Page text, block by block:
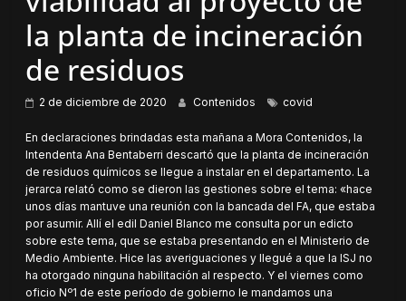
la planta de incineración
de residuos
2 de diciembre de 2020 Contenidos covid
En declaraciones brindadas esta mañana a Mora Contenidos, la
Intendenta Ana Bentaberri descartó que la planta de incineración
de residuos químicos se llegue a instalar en el departamento. La
jerarca relató como se dieron las gestiones sobre el tema: «hace
unos días mantuve una reunión con la bancada del FA, que estaba
por asumir. Allí el edil Daniel Blanco me consulta por un edicto
sobre este tema, que se estaba presentando en el Ministerio de
Medio Ambiente. Hice las averiguaciones y llegué a que la ISJ no
ha otorgado ninguna habilitación al respecto. Y el viernes como
oficio Nº1 de este período de gobierno le mandamos una